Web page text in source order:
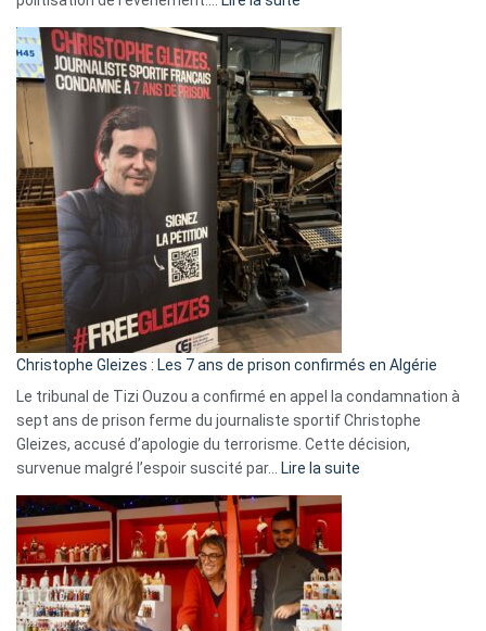
Eurovision
2026
:
Pays-
Bas,
Espagne,
Irlande
et
Slovénie
rejettent
la
présence
d’Israël
Christophe Gleizes : Les 7 ans de prison confirmés en Algérie
Le tribunal de Tizi Ouzou a confirmé en appel la condamnation à
sept ans de prison ferme du journaliste sportif Christophe
Gleizes, accusé d’apologie du terrorisme. Cette décision,
survenue malgré l’espoir suscité par…
Lire la suite